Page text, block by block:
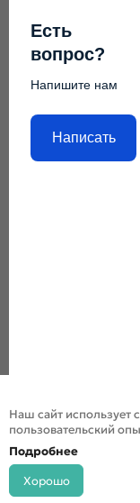
Есть
вопрос?
Напишите нам
Написать
Наш сайт использует
пользовательский
Подробнее
Хорошо